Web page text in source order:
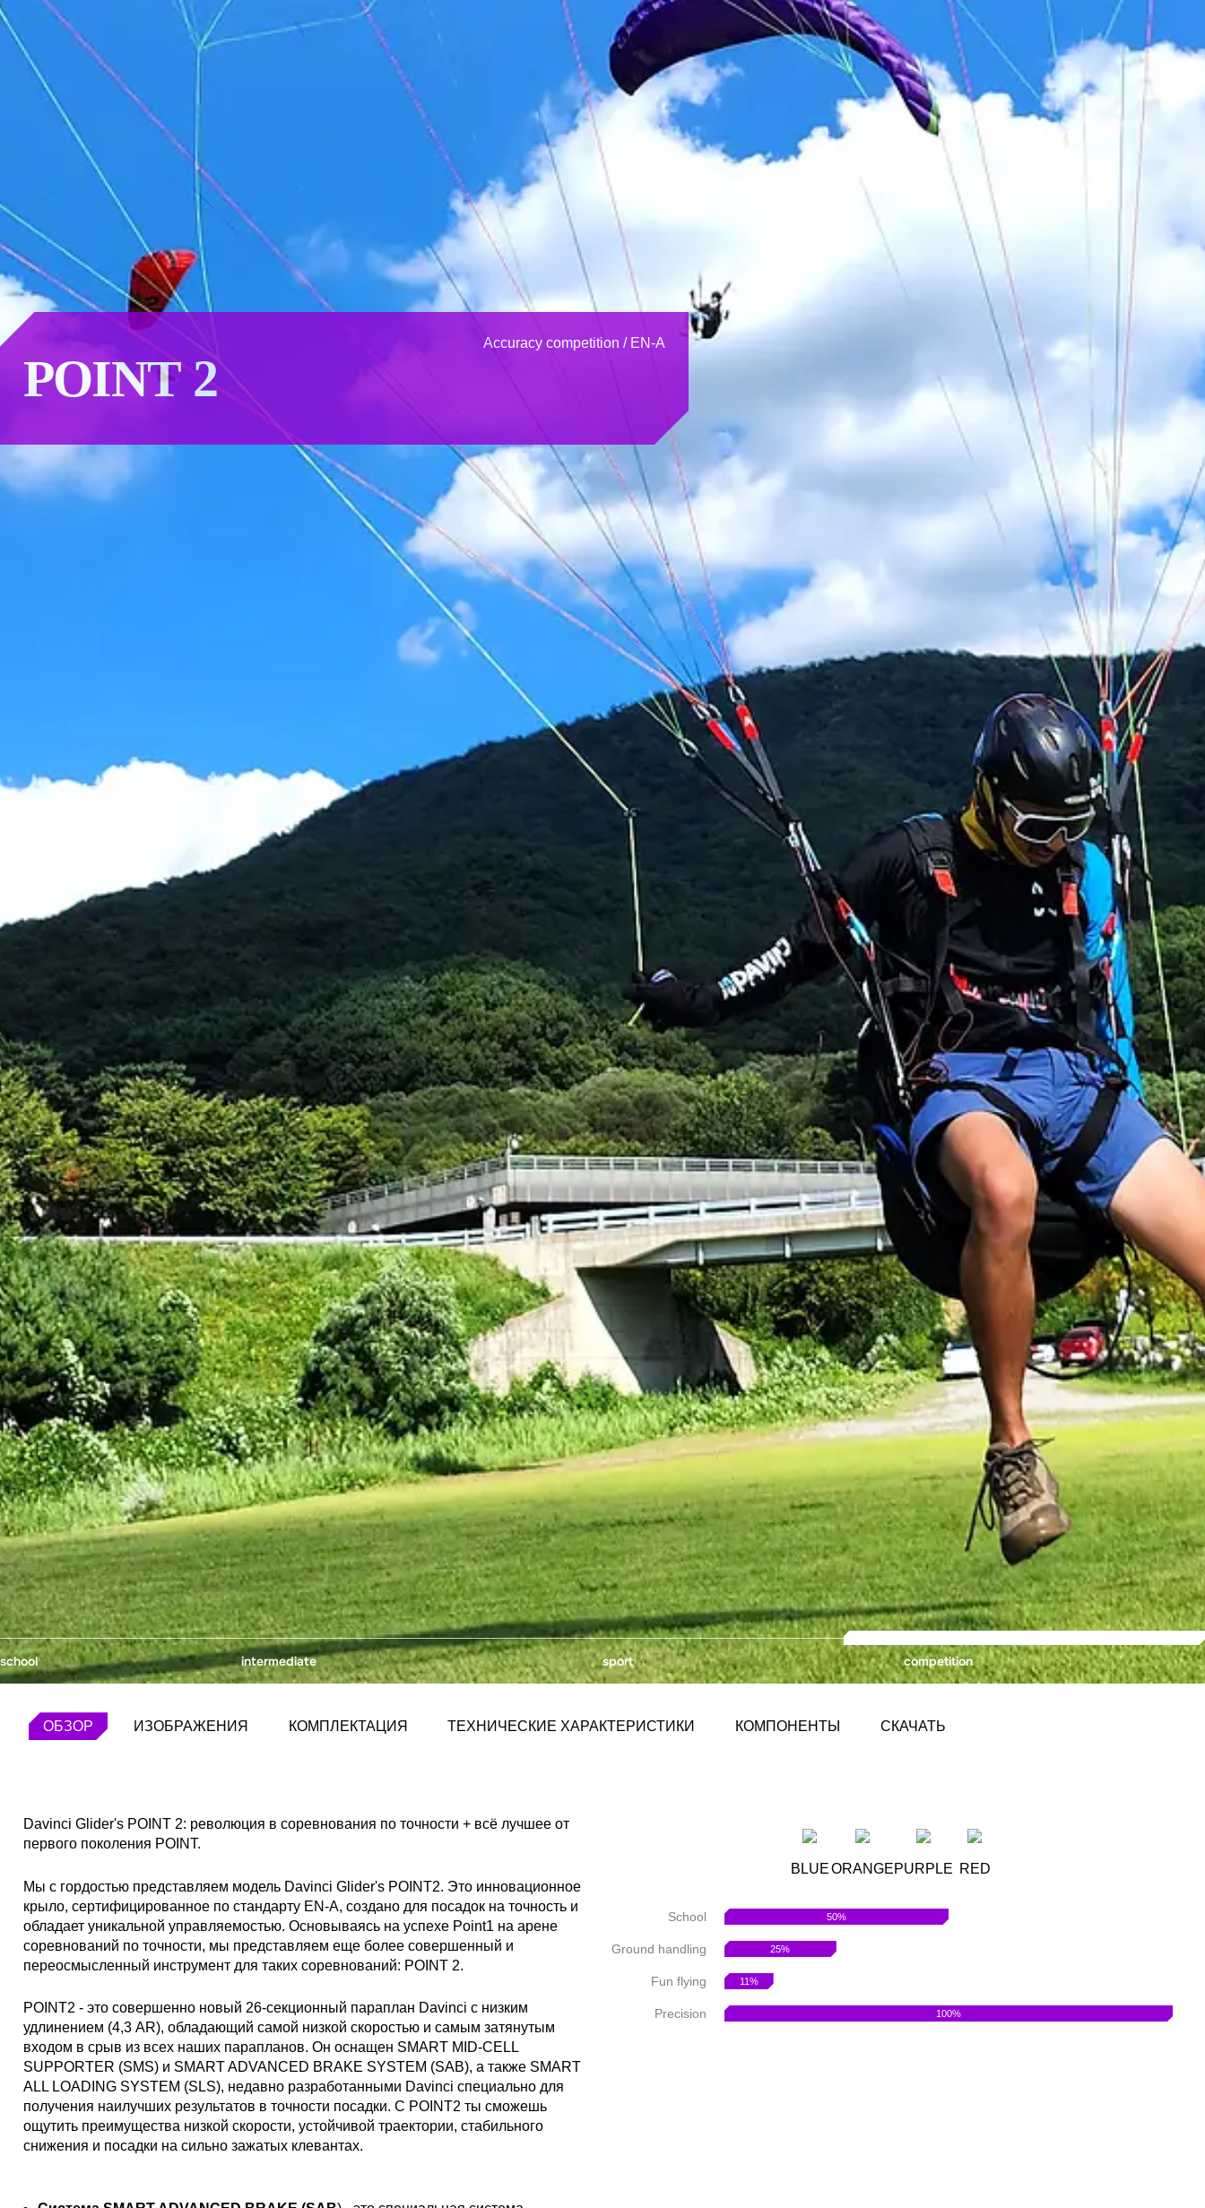
school intermediate sport competition
Accuracy competition / EN-A
POINT 2
ОБЗОР ИЗОБРАЖЕНИЯ КОМПЛЕКТАЦИЯ ТЕХНИЧЕСКИЕ ХАРАКТЕРИСТИКИ КОМПОНЕНТЫ СКАЧАТЬ
Davinci Glider's POINT 2: революция в соревнования по точности + всё лучшее от
первого поколения POINT.
Мы с гордостью представляем модель Davinci Glider's POINT2. Это инновационное
крыло, сертифицированное по стандарту EN-A, создано для посадок на точность и
обладает уникальной управляемостью. Основываясь на успехе Point1 на арене
соревнований по точности, мы представляем еще более совершенный и
переосмысленный инструмент для таких соревнований: POINT 2.
POINT2 - это совершенно новый 26-секционный параплан Davinci с низким
удлинением (4,3 AR), обладающий самой низкой скоростью и самым затянутым
входом в срыв из всех наших парапланов. Он оснащен SMART MID-CELL
SUPPORTER (SMS) и SMART ADVANCED BRAKE SYSTEM (SAB), а также SMART
ALL LOADING SYSTEM (SLS), недавно разработанными Davinci специально для
получения наилучших результатов в точности посадки. С POINT2 ты сможешь
ощутить преимущества низкой скорости, устойчивой траектории, стабильного
снижения и посадки на сильно зажатых клевантах.
BLUEORANGEPURPLE RED
School 50%
Ground handling 25%
Fun flying 11%
Precision 100%